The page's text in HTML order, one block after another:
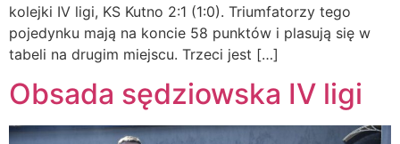
kolejki IV ligi, KS Kutno 2:1 (1:0). Triumfatorzy tego
pojedynku mają na koncie 58 punktów i plasują się w
tabeli na drugim miejscu. Trzeci jest […]
Obsada sędziowska IV ligi